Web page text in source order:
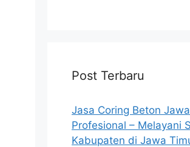
Post Terbaru
Jasa Coring Beton
Profesional – Melayani
Kabupaten di Jawa